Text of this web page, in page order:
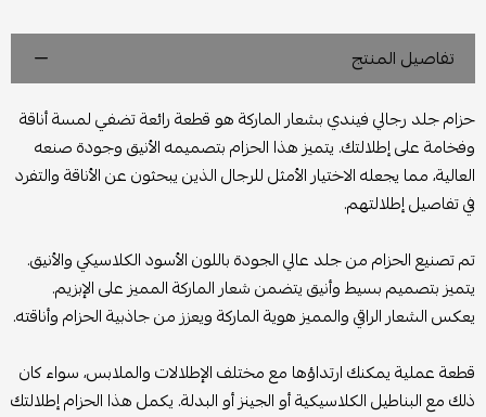
تفاصيل المنتج
حزام جلد رجالي فيندي بشعار الماركة هو قطعة رائعة تضفي لمسة أناقة
وفخامة على إطلالتك. يتميز هذا الحزام بتصميمه الأنيق وجودة صنعه
العالية، مما يجعله الاختيار الأمثل للرجال الذين يبحثون عن الأناقة والتفرد
في تفاصيل إطلالتهم.
تم تصنيع الحزام من جلد عالي الجودة باللون الأسود الكلاسيكي والأنيق.
يتميز بتصميم بسيط وأنيق يتضمن شعار الماركة المميز على الإبزيم.
يعكس الشعار الراقي والمميز هوية الماركة ويعزز من جاذبية الحزام وأناقته.
قطعة عملية يمكنك ارتداؤها مع مختلف الإطلالات والملابس، سواء كان
ذلك مع البناطيل الكلاسيكية أو الجينز أو البدلة. يكمل هذا الحزام إطلالتك